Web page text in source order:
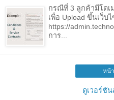
กรณีที่ 3 ลูกค้ามีโดเ
เพื่อ Upload ขึ้นเว็บ
https://
การ...
หน้
ดูเวอร์ชั